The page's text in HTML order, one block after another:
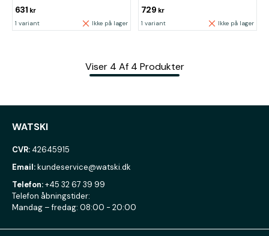
631 kr
1 variant Ikke på lager
729 kr
1 variant Ikke på lager
Viser 4 Af 4 Produkter
WATSKI
CVR: 42645915
Email:kundeservice@watski.dk
Telefon:+45 32 67 39 99
Telefon åbningstider:
Mandag – fredag: 08:00 - 20:00